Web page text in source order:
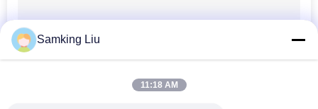
SITEMAP
bagian termo raja
Samking Liu
11:18 AM